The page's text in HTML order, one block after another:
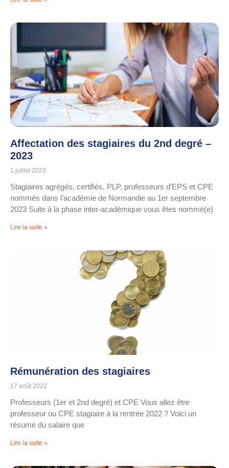
Affectation des stagiaires du 2nd degré –
2023
1 juillet 2023
Stagiaires agrégés, certifiés, PLP, professeurs d’EPS et CPE
nommés dans l’académie de Normandie au 1er septembre
2023 Suite à la phase inter-académique vous êtes nommé(e)
Lire la suite »
Rémunération des stagiaires
17 août 2022
Professeurs (1er et 2nd degré) et CPE Vous allez être
professeur ou CPE stagiaire à la rentrée 2022 ? Voici un
résumé du salaire que
Lire la suite »